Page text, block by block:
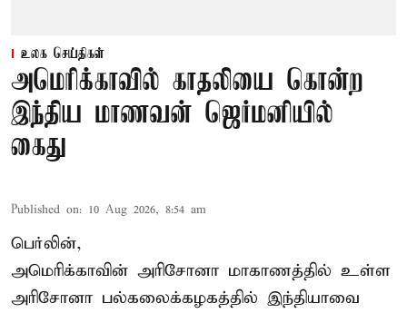
உலக செய்திகள்
அமெரிக்காவில் காதலியை கொன்ற
இந்திய மாணவன் ஜெர்மனியில்
கைது
Published on: 10 Aug 2026, 8:54 am
பெர்லின்,
அமெரிக்காவின் அரிசோனா மாகாணத்தில் உள்ள
அரிசோனா பல்கலைக்கழகத்தில் இந்தியாவை